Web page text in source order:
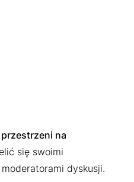
na
się swoimi
dyskusji.